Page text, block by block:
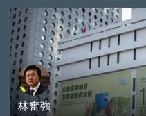
林奮強